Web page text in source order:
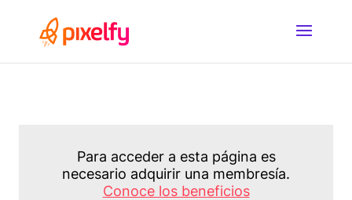
Para acceder a esta página es
necesario adquirir una membresía.
Conoce los beneficios